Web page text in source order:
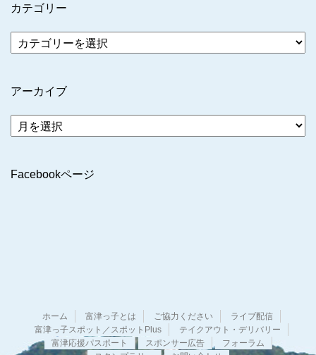
カテゴリー
アーカイブ
ア
ー
ブ
Facebookページ
ホーム 富津っ子とは ご協力ください
ライブ配信
富津っ子スポット／スポットPlus
テイクアウト・デリバリー
富津応援パスポート
スポンサー広告
フォーラム